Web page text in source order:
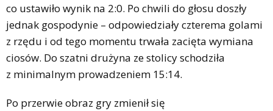
co ustawiło wynik na 2:0. Po chwili do głosu doszły
jednak gospodynie – odpowiedziały czterema golami
z rzędu i od tego momentu trwała zacięta wymiana
ciosów. Do szatni drużyna ze stolicy schodziła
z minimalnym prowadzeniem 15:14.
Po przerwie obraz gry zmienił się